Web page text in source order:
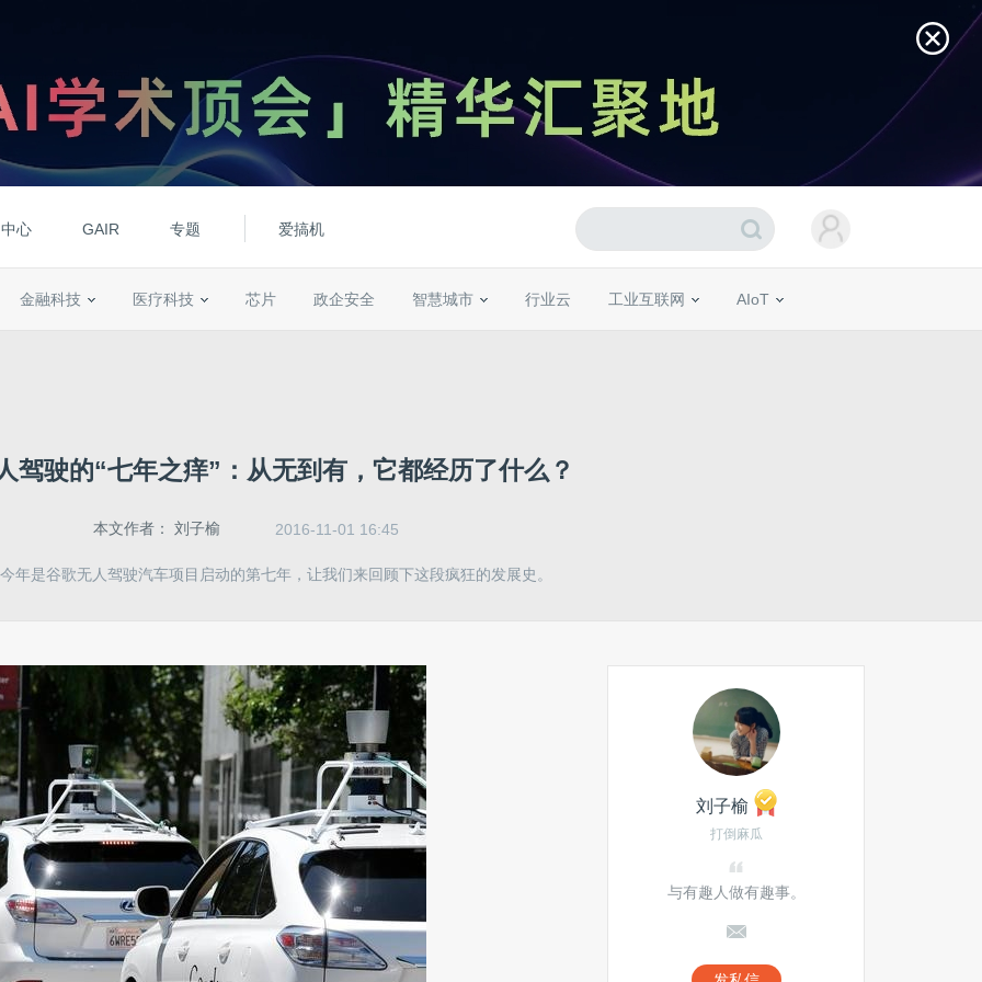
心 GAIR 专题 爱搞机
金融科技 医疗科技 芯片 政企安全 智慧城市 行业云 工业互联网 AIoT
驾驶的“七年之痒”：从无到有，它都经历了什么？
本文作者： 刘子榆 2016-11-01 16:45
年是谷歌无人驾驶汽车项目启动的第七年，让我们来回顾下这段疯狂的发展史。
刘子榆
打倒麻瓜
与有趣人做有趣事。